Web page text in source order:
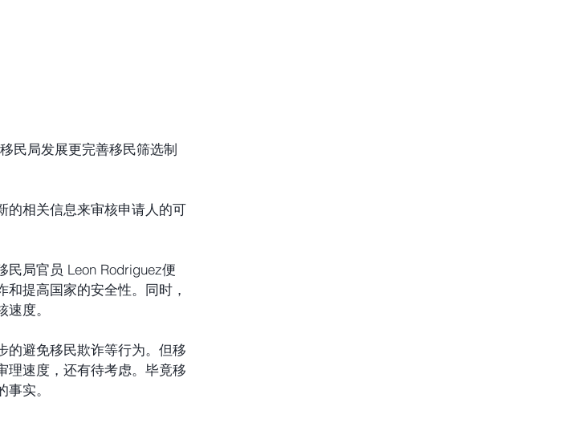
民局发展更完善移民筛选制
的相关信息来审核申请人的可
民局官员 Leon Rodriguez便
提高国家的安全性。同时，
度。
的避免移民欺诈等行为。但移
理速度，还有待考虑。毕竟移
实。